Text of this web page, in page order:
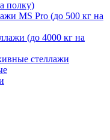
полку)
MS Pro (до 500 кг на
(до 4000 кг на
стеллажи